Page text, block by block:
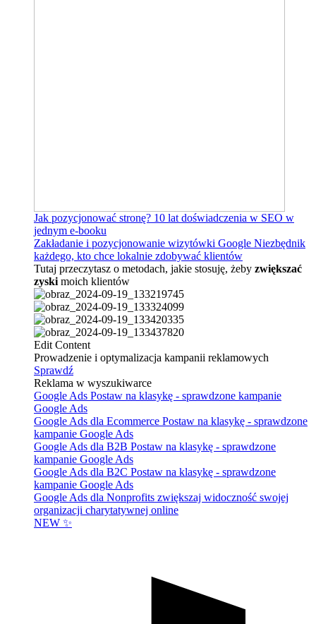
Jak pozycjonować stronę? 10 lat doświadczenia w SEO w
jednym e-booku
Zakładanie i pozycjonowanie wizytówki Google Niezbędnik
każdego, kto chce lokalnie zdobywać klientów
Tutaj przeczytasz o metodach, jakie stosuję, żeby zwiększać
zyski moich klientów
Edit Content
Prowadzenie i optymalizacja kampanii reklamowych
Sprawdź
Reklama w wyszukiwarce
Google Ads Postaw na klasykę - sprawdzone kampanie
Google Ads
Google Ads dla Ecommerce Postaw na klasykę - sprawdzone
kampanie Google Ads
Google Ads dla B2B Postaw na klasykę - sprawdzone
kampanie Google Ads
Google Ads dla B2C Postaw na klasykę - sprawdzone
kampanie Google Ads
Google Ads dla Nonprofits zwiększaj widoczność swojej
organizacji charytatywnej online
NEW ✨